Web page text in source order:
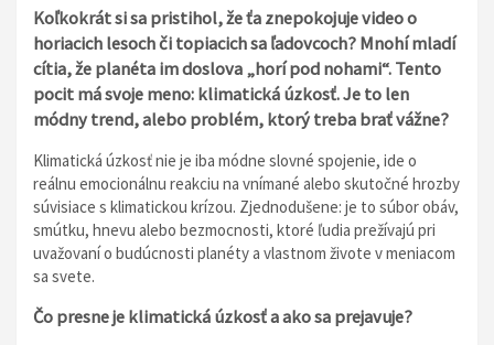
Koľkokrát si sa pristihol, že ťa znepokojuje video o
horiacich lesoch či topiacich sa ľadovcoch? Mnohí mladí
cítia, že planéta im doslova „horí pod nohami“. Tento
pocit má svoje meno: klimatická úzkosť. Je to len
módny trend, alebo problém, ktorý treba brať vážne?
Klimatická úzkosť nie je iba módne slovné spojenie, ide o
reálnu emocionálnu reakciu na vnímané alebo skutočné hrozby
súvisiace s klimatickou krízou. Zjednodušene: je to súbor obáv,
smútku, hnevu alebo bezmocnosti, ktoré ľudia prežívajú pri
uvažovaní o budúcnosti planéty a vlastnom živote v meniacom
sa svete.
Čo presne je klimatická úzkosť a ako sa prejavuje?